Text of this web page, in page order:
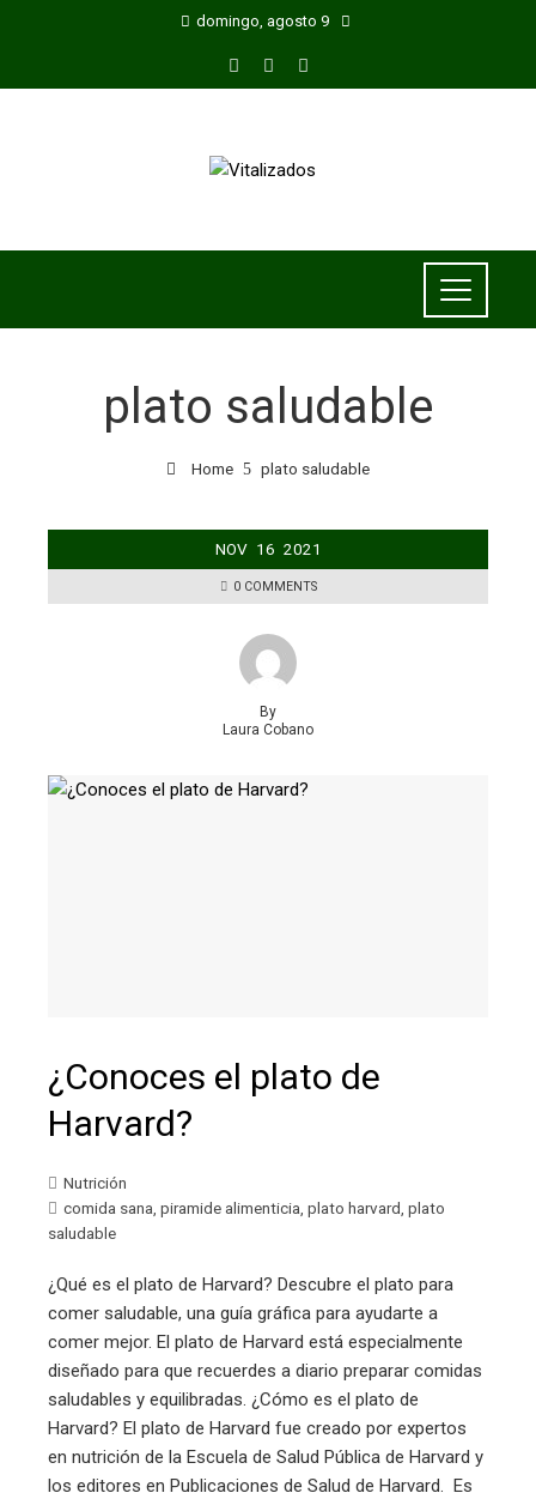
domingo, agosto 9
plato saludable
Home plato saludable
NOV 16 2021
0 COMMENTS
By
Laura Cobano
¿Conoces el plato de
Harvard?
Nutrición
comida sana, piramide alimenticia, plato harvard, plato
saludable
¿Qué es el plato de Harvard? Descubre el plato para
comer saludable, una guía gráfica para ayudarte a
comer mejor. El plato de Harvard está especialmente
diseñado para que recuerdes a diario preparar comidas
saludables y equilibradas. ¿Cómo es el plato de
Harvard? El plato de Harvard fue creado por expertos
en nutrición de la Escuela de Salud Pública de Harvard y
los editores en Publicaciones de Salud de Harvard. Es